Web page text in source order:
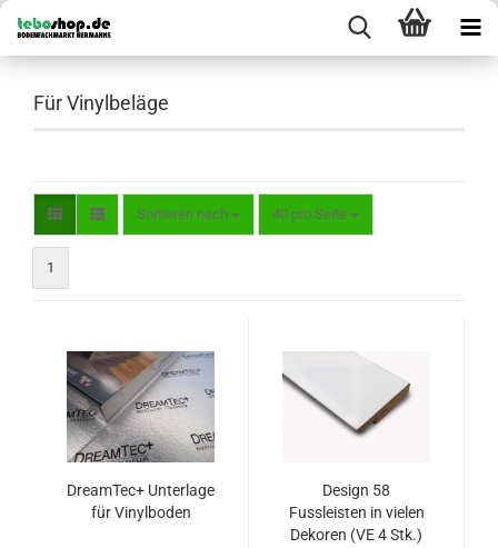
Für Vinylbeläge
Sortieren nach
Sortieren nach 40 pro Seite
pro Seite
1
DreamTec+ Unterlage
für Vinylboden
Design 58
Fussleisten in vielen
Dekoren (VE 4 Stk.)